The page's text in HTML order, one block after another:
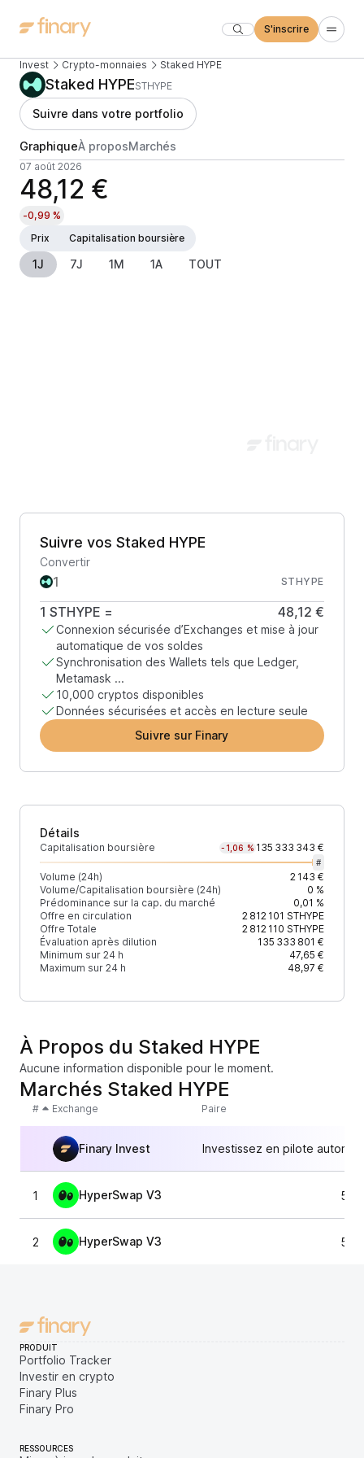
S'inscrire
Invest Crypto-monnaies Staked HYPE
Staked HYPESTHYPE
Suivre dans votre portfolio
GraphiqueÀ proposMarchés
07 août 2026
48,12 €
-0,99 %
Prix
Capitalisation boursière
1J 7J 1M 1A TOUT
Suivre vos Staked HYPE
Convertir
STHYPE
1 STHYPE = 48,12 €
Connexion sécurisée d’Exchanges et mise à jour
automatique de vos soldes
Synchronisation des Wallets tels que Ledger,
Metamask ...
10,000 cryptos disponibles
Données sécurisées et accès en lecture seule
Suivre sur Finary
Détails
Capitalisation boursière -1,06 % 135 333 343 €
#
Volume (24h)
2 143 €
Volume/Capitalisation boursière (24h)
0 %
Prédominance sur la cap. du marché
0,01 %
Offre en circulation
2 812 101 STHYPE
Offre Totale
2 812 110 STHYPE
Évaluation après dilution
135 333 801 €
Minimum sur 24 h
47,65 €
Maximum sur 24 h
48,97 €
À Propos du Staked HYPE
Aucune information disponible pour le moment.
Marchés Staked HYPE
# Exchange Paire
Finary Invest Investissez en pilote
1 HyperSwap V3
2 HyperSwap V3
PRODUIT
Portfolio Tracker
Investir en crypto
Finary Plus
Finary Pro
RESSOURCES